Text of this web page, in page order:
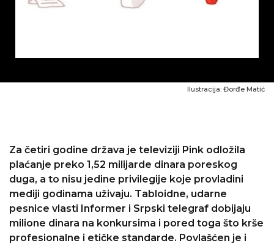
Ilustracija: Đorđe Matić
Za četiri godine država je televiziji Pink odložila
plaćanje preko 1,52 milijarde dinara poreskog
duga, a to nisu jedine privilegije koje provladini
mediji godinama uživaju. Tabloidne, udarne
pesnice vlasti Informer i Srpski telegraf dobijaju
milione dinara na konkursima i pored toga što krše
profesionalne i etičke standarde. Povlašćen je i